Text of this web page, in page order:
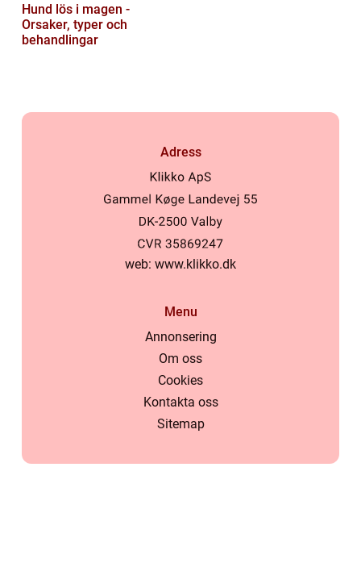
Hund lös i magen -
Orsaker, typer och
behandlingar
Adress
web: www.klikko.dk
Menu
Annonsering
Om oss
Cookies
Kontakta oss
Sitemap